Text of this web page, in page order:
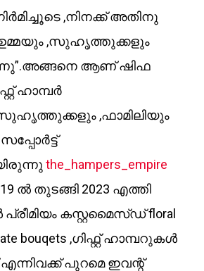
,നിനക്ക് അതിനു
ഉമ്മയും ,സുഹൃത്തുക്കളും
ആണ് ഷിഫ
ഹാമ്പർ
,ഫാമിലിയും
the_hampers_empire
ൽ തുടങ്ങി 2023 എത്തി
കസ്റ്റമൈസ്ഡ് floral
bouqets ,ഗിഫ്റ്റ് ഹാമ്പറുകൾ
എന്നിവക്ക് പുറമെ ഇവന്റ്